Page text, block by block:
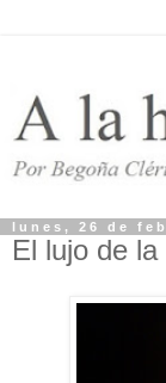
lunes, 26 de
El lujo de